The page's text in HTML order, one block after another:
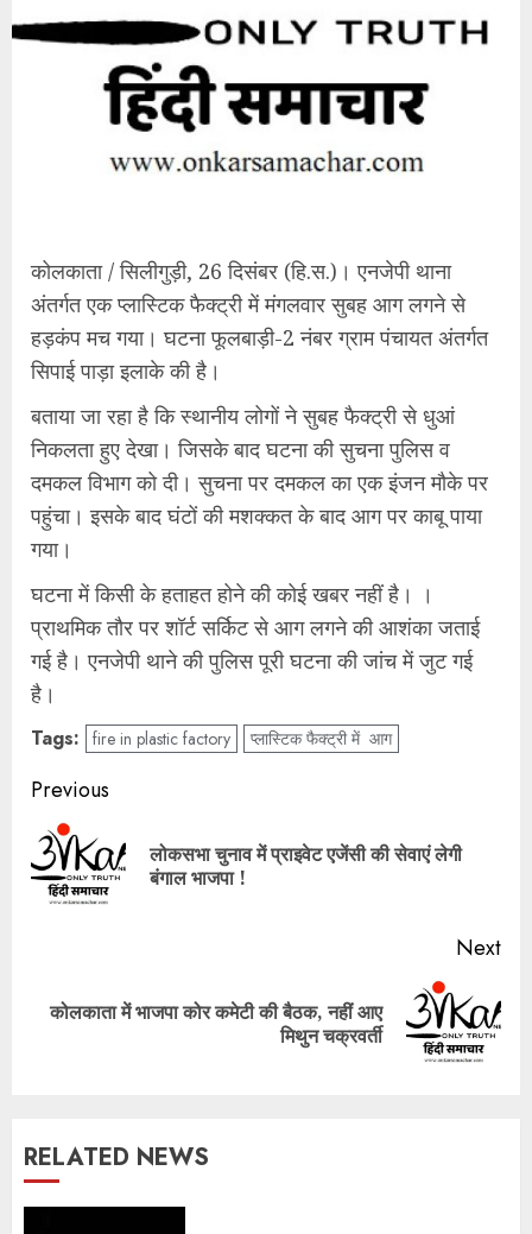
कोलकाता / सिलीगुड़ी, 26 दिसंबर (हि.स.)। एनजेपी थाना
अंतर्गत एक प्लास्टिक फैक्ट्री में मंगलवार सुबह आग लगने से
हड़कंप मच गया। घटना फूलबाड़ी-2 नंबर ग्राम पंचायत अंतर्गत
सिपाई पाड़ा इलाके की है।
बताया जा रहा है कि स्थानीय लोगों ने सुबह फैक्ट्री से धुआं
निकलता हुए देखा। जिसके बाद घटना की सुचना पुलिस व
दमकल विभाग को दी। सुचना पर दमकल का एक इंजन मौके पर
पहुंचा। इसके बाद घंटों की मशक्कत के बाद आग पर काबू पाया
गया।
घटना में किसी के हताहत होने की कोई खबर नहीं है। ।
प्राथमिक तौर पर शॉर्ट सर्किट से आग लगने की आशंका जताई
गई है। एनजेपी थाने की पुलिस पूरी घटना की जांच में जुट गई
है।
Tags: fire in plastic factory प्लास्टिक फैक्ट्री में आग
Post
navigation
Previous
लोकसभा चुनाव में प्राइवेट एजेंसी की सेवाएं लेगी
बंगाल भाजपा !
Next
Next
कोलकाता में भाजपा कोर कमेटी की बैठक, नहीं आए
मिथुन चक्रवर्ती
RELATED NEWS